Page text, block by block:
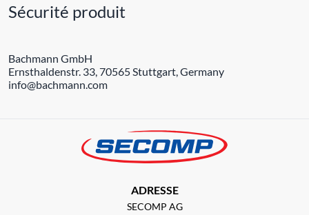
Sécurité produit
Bachmann GmbH
Ernsthaldenstr. 33, 70565 Stuttgart, Germany
info@bachmann.com
ADRESSE
SECOMP AG